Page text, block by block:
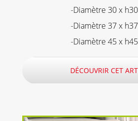
-Diamètre 30 x
-Diamètre 37 x
-Diamètre 45 x
DÉCOUVRIR CET